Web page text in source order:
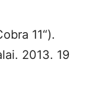
11“).
2013. 19